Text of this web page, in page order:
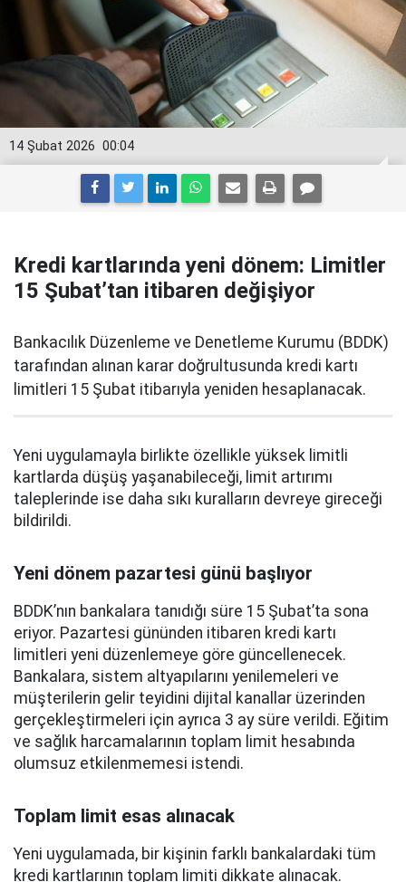
00:04
14 Şubat 2026
Kredi kartlarında yeni dönem: Limitler
15 Şubat’tan itibaren değişiyor
Bankacılık Düzenleme ve Denetleme Kurumu (BDDK)
tarafından alınan karar doğrultusunda kredi kartı
limitleri 15 Şubat itibarıyla yeniden hesaplanacak.
Yeni uygulamayla birlikte özellikle yüksek limitli
kartlarda düşüş yaşanabileceği, limit artırımı
taleplerinde ise daha sıkı kuralların devreye gireceği
bildirildi.
Yeni dönem pazartesi günü başlıyor
BDDK’nın bankalara tanıdığı süre 15 Şubat’ta sona
eriyor. Pazartesi gününden itibaren kredi kartı
limitleri yeni düzenlemeye göre güncellenecek.
Bankalara, sistem altyapılarını yenilemeleri ve
müşterilerin gelir teyidini dijital kanallar üzerinden
gerçekleştirmeleri için ayrıca 3 ay süre verildi. Eğitim
ve sağlık harcamalarının toplam limit hesabında
olumsuz etkilenmemesi istendi.
Toplam limit esas alınacak
Yeni uygulamada, bir kişinin farklı bankalardaki tüm
kredi kartlarının toplam limiti dikkate alınacak.